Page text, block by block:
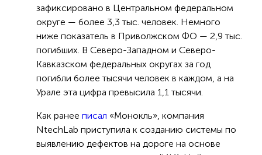
зафиксировано в Центральном федеральном
округе — более 3,3 тыс. человек. Немного
ниже показатель в Приволжском ФО — 2,9 тыс.
погибших. В Северо-Западном и Северо-
Кавказском федеральных округах за год
погибли более тысячи человек в каждом, а на
Урале эта цифра превысила 1,1 тысячи.
Как ранее писал «Монокль», компания
NtechLab приступила к созданию системы по
выявлению дефектов на дороге на основе